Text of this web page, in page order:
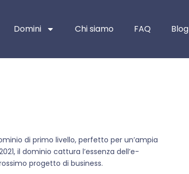
Domini Chi siamo FAQ Blog
di primo livello, perfetto per un’ampia
il dominio cattura l’essenza dell’e-
progetto di business.